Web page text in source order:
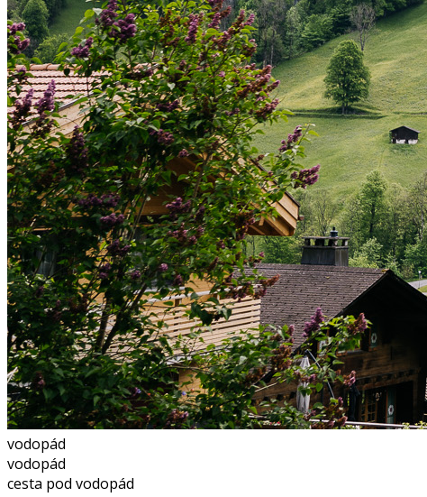
vodopád
vodopád
cesta pod vodopád